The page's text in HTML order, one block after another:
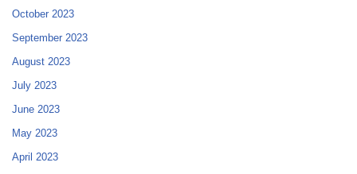
October 2023
September 2023
August 2023
July 2023
June 2023
May 2023
April 2023